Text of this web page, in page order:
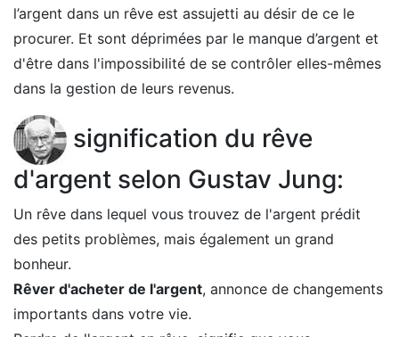
l’argent dans un rêve est assujetti au désir de ce le
procurer. Et sont déprimées par le manque d’argent et
d'être dans l'impossibilité de se contrôler elles-mêmes
dans la gestion de leurs revenus.
signification du rêve
d'argent selon Gustav Jung:
Un rêve dans lequel vous trouvez de l'argent prédit
des petits problèmes, mais également un grand
bonheur.
Rêver d'acheter de l'argent, annonce de changements
importants dans votre vie.